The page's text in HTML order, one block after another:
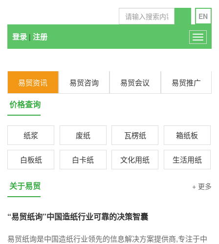
EN
T
g
a
v
g
t
登录 | 注册
易贸资讯 易贸咨询 易贸会议 易贸推广
价格查询
纸浆 废纸 瓦楞纸 箱纸板
白板纸 白卡纸 文化用纸 生活用纸
关于易贸 + 更多
“易贸纸询”中国造纸行业可靠的决策智囊
易贸纸询是中国造纸行业领先的信息解决方案提供商,专注于中